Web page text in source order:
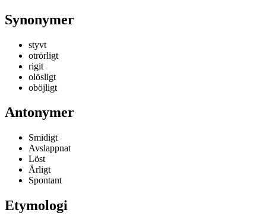
Synonymer
styvt
otrörligt
rigit
olösligt
oböjligt
Antonymer
Smidigt
Avslappnat
Löst
Ärligt
Spontant
Etymologi